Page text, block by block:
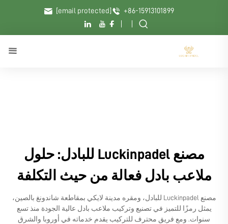
+86-15913101899
[email protected]
مصنع Luckinpadel للبادل: حلول
ملاعب بادل فعالة من حيث التكلفة
مصنع Luckinpadel للبادل، ومقره مدينة لايكي بمقاطعة شاندونغ بالصين،
يمثل رمزًا للتميز في تصنيع وتركيب ملاعب بادل عالية الجودة منذ تسع
سنوات. ومع فريق محترف للتركيب يقدم خدماته في أوروبا والشرق